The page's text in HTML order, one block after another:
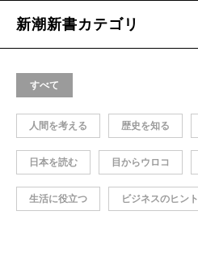
新潮新書カテゴリ
すべて
人間を考える 歴史を知る
日本を読む 目からウロコ
生活に役立つ ビジネスのヒント